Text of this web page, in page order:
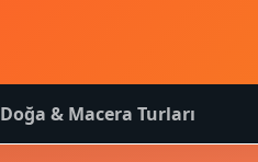
Doğa & Macera Turları